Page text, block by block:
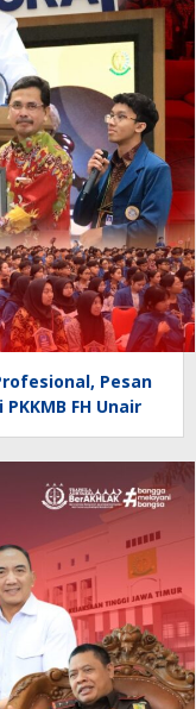
Pesan
FH Unair